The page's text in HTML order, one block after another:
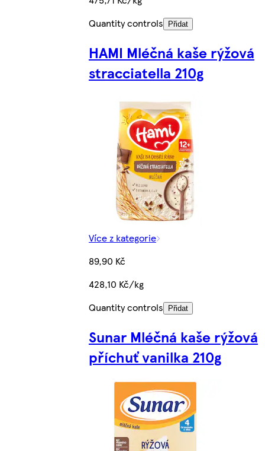
Quantity controls
Přidat
HAMI Mléčná kaše rýžová
stracciatella 210g
Více z kategorie
89,90 Kč
428,10 Kč/kg
Quantity controls
Přidat
Sunar Mléčná kaše rýžová
příchuť vanilka 210g